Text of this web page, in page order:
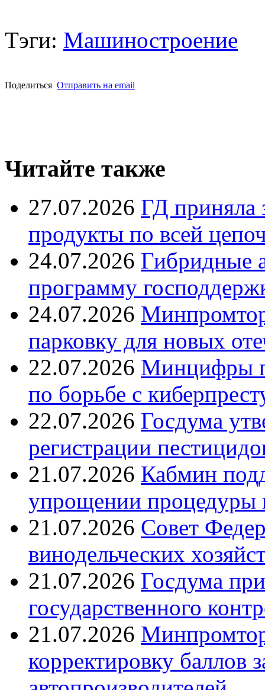
Тэги: Машиностроение
Поделиться Отправить на email
Читайте также
27.07.2026 ГД приняла
продукты по всей
24.07.2026 Гибридные
программу
24.07.2026
парковку для новых
22.07.2026 Минцифры
по борьбе с
22.07.2026 Госдума
регистрации
21.07.2026 Кабмин
упрощении процедуры
21.07.2026 Совет
винодельческих
21.07.2026 Госдума
государственного
21.07.2026
корректировку